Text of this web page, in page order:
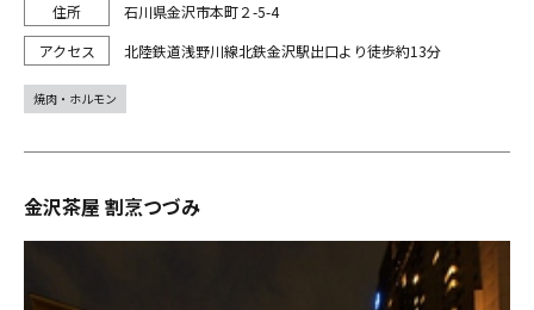
石川県金沢市本町２-5-4
北陸鉄道浅野川線北鉄金沢駅出口より徒歩約13分
焼肉・ホルモン
金沢茶屋 割烹つづみ